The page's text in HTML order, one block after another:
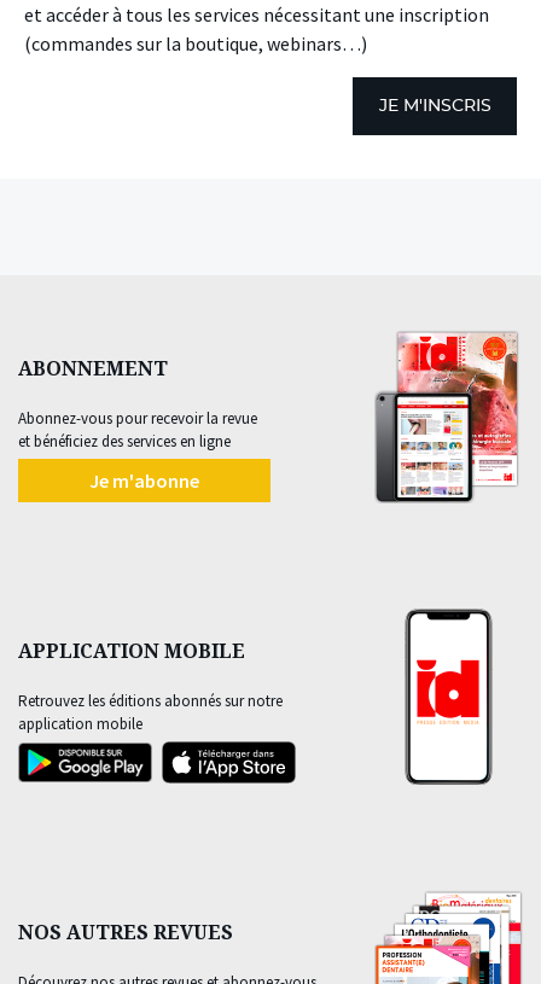
et accéder à tous les services nécessitant une inscription
(commandes sur la boutique, webinars…)
JE M'INSCRIS
ABONNEMENT
Abonnez-vous pour recevoir la revue
et bénéficiez des services en ligne
Je m'abonne
APPLICATION MOBILE
Retrouvez les éditions abonnés sur notre
application mobile
NOS AUTRES REVUES